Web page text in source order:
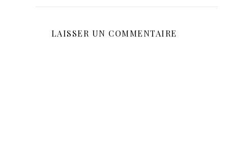
LAISSER UN COMMENTAIRE